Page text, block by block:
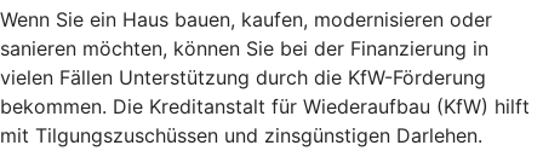
Wenn Sie ein Haus bauen, kaufen, modernisieren oder
sanieren möchten, können Sie bei der Finanzierung in
vielen Fällen Unterstützung durch die KfW-Förderung
bekommen. Die Kreditanstalt für Wiederaufbau (KfW) hilft
mit Tilgungszuschüssen und zinsgünstigen Darlehen.